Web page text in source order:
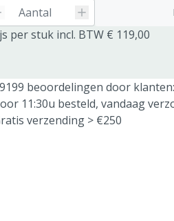
per stuk incl. BTW € 119,00
beoordelingen door
11:30u besteld, vandaag
verzending > €250